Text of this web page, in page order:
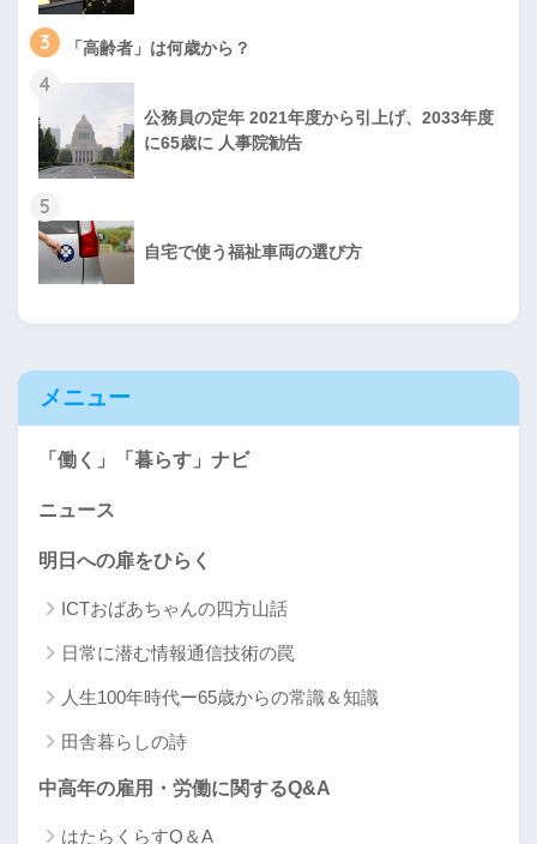
3 「高齢者」は何歳から？
4
公務員の定年 2021年度から引上げ、2033年度
に65歳に 人事院勧告
5
自宅で使う福祉車両の選び方
メニュー
「働く」「暮らす」ナビ
ニュース
明日への扉をひらく
ICTおばあちゃんの四方山話
日常に潜む情報通信技術の罠
人生100年時代ー65歳からの常識＆知識
田舎暮らしの詩
中高年の雇用・労働に関するQ&A
はたらくらすQ＆A